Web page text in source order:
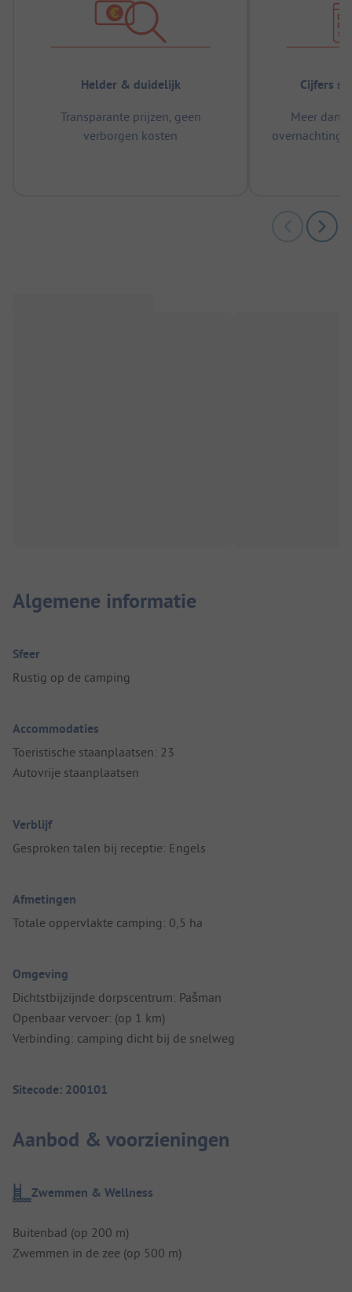
Helder & duidelijk
Transparante prijzen, geen
verborgen kosten
Cijfers
Meer dan
Algemene informatie
Sfeer
Rustig op de camping
Accommodaties
Toeristische staanplaatsen: 23
Autovrije staanplaatsen
Verblijf
Gesproken talen bij receptie: Engels
Afmetingen
Totale oppervlakte camping: 0,5 ha
Omgeving
Dichtstbijzijnde dorpscentrum: Pašman
Openbaar vervoer: (op 1 km)
Verbinding: camping dicht bij de snelweg
Sitecode: 200101
Aanbod & voorzieningen
Zwemmen & Wellness
Buitenbad (op 200 m)
Zwemmen in de zee (op 500 m)